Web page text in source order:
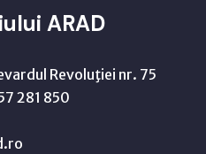
ARAD
Revoluţiei nr. 75
281 850